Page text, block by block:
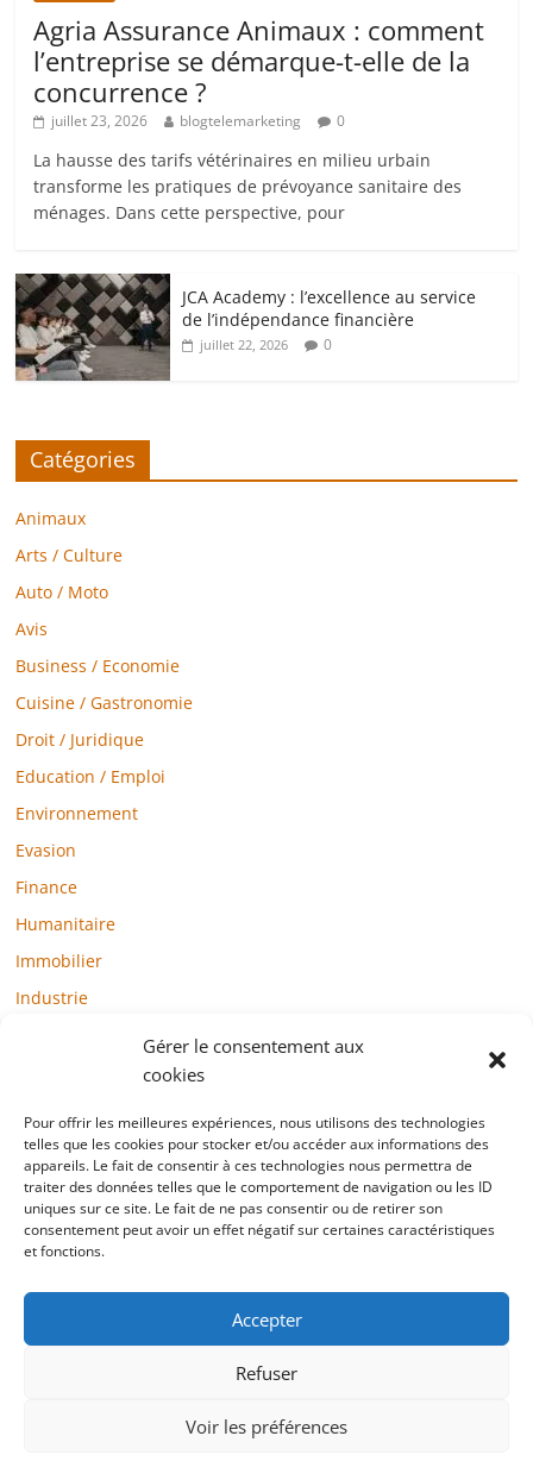
Gérer le consentement aux
cookies
Pour offrir les meilleures expériences, nous utilisons des technologies
telles que les cookies pour stocker et/ou accéder aux informations des
appareils. Le fait de consentir à ces technologies nous permettra de
traiter des données telles que le comportement de navigation ou les ID
uniques sur ce site. Le fait de ne pas consentir ou de retirer son
consentement peut avoir un effet négatif sur certaines caractéristiques
et fonctions.
Accepter
Refuser
Voir les préférences
Agria Assurance Animaux : comment
l’entreprise se démarque-t-elle de la
concurrence ?
juillet 23, 2026 blogtelemarketing 0
La hausse des tarifs vétérinaires en milieu urbain
transforme les pratiques de prévoyance sanitaire des
ménages. Dans cette perspective, pour
JCA Academy : l’excellence au service
de l’indépendance financière
juillet 22, 2026 0
Catégories
Animaux
Arts / Culture
Auto / Moto
Avis
Business / Economie
Cuisine / Gastronomie
Droit / Juridique
Education / Emploi
Environnement
Evasion
Finance
Humanitaire
Immobilier
Industrie
Mode / Beauté / Bien-être
Santé
Société
Sports
Technologie / Internet
Mentions légales